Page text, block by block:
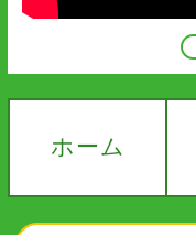
ホーム